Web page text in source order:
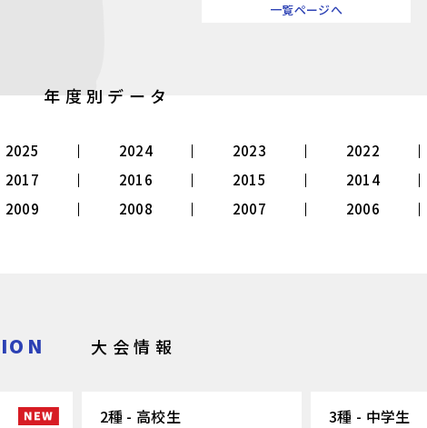
一覧ページへ
年度別データ
2025 2024 2023 2022
2017 2016 2015 2014
2009 2008 2007 2006
大会情報
2種 - 高校生 3種 - 中学生